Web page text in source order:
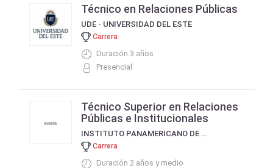
Técnico en Relaciones Públicas
UDE - UNIVERSIDAD DEL ESTE
Carrera
Duración 3 años
Presencial
Técnico Superior en Relaciones
Públicas e Institucionales
INSTITUTO PANAMERICANO DE ESTUDIOS SUPERIORES
Carrera
Duración 2 años y medio